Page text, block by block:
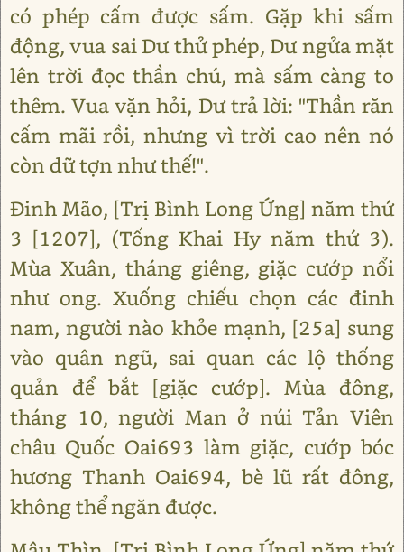
có phép cấm được sấm. Gặp khi sấm
động, vua sai Dư thử phép, Dư ngửa mặt
lên trời đọc thần chú, mà sấm càng to
thêm. Vua vặn hỏi, Dư trả lời: "Thần răn
cấm mãi rồi, nhưng vì trời cao nên nó
còn dữ tợn như thế!".
Đinh Mão, [Trị Bình Long Ứng] năm thứ
3 [1207], (Tống Khai Hy năm thứ 3).
Mùa Xuân, tháng giêng, giặc cướp nổi
như ong. Xuống chiếu chọn các đinh
nam, người nào khỏe mạnh, [25a] sung
vào quân ngũ, sai quan các lộ thống
quản để bắt [giặc cướp]. Mùa đông,
tháng 10, người Man ở núi Tản Viên
châu Quốc Oai693 làm giặc, cướp bóc
hương Thanh Oai694, bè lũ rất đông,
không thể ngăn được.